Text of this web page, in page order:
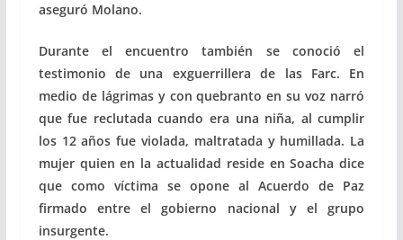
aseguró Molano.
Durante el encuentro también se conoció el
testimonio de una exguerrillera de las Farc. En
medio de lágrimas y con quebranto en su voz narró
que fue reclutada cuando era una niña, al cumplir
los 12 años fue violada, maltratada y humillada. La
mujer quien en la actualidad reside en Soacha dice
que como víctima se opone al Acuerdo de Paz
firmado entre el gobierno nacional y el grupo
insurgente.